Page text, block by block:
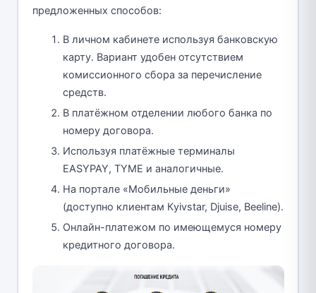
предложенных способов:
В личном кабинете используя банковскую
карту. Вариант удобен отсутствием
комиссионного сбора за перечисление
средств.
В платёжном отделении любого банка по
номеру договора.
Используя платёжные терминалы
EASYPAY, TYME и аналогичные.
На портале «Мобильные деньги»
(доступно клиентам Кyivstar, Djuise, Beeline).
Онлайн-платежом по имеющемуся номеру
кредитного договора.